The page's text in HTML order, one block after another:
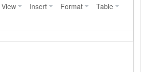
View Insert Format
Table